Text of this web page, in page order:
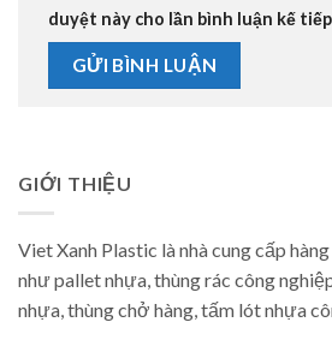
duyệt này cho lần bình luận kế
GIỚI THIỆU
Viet Xanh Plastic là nhà cung cấp
như pallet nhựa, thùng rác công
nhựa, thùng chở hàng, tấm lót nhựa